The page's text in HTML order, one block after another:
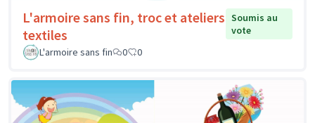
L'armoire sans fin, troc et ateliers
textiles
Soumis au
vote
L'armoire sans fin
0 0